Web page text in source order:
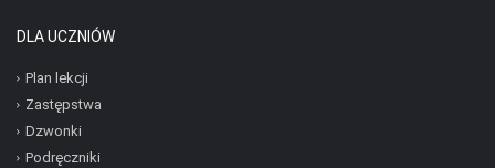
DLA UCZNIÓW
Plan lekcji
Zastępstwa
Dzwonki
Podręczniki